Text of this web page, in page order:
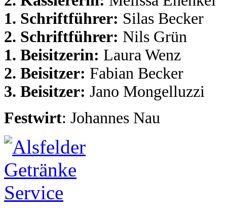
1. Schriftführer: Silas Becker
2. Schriftführer: Nils Grün
1. Beisitzerin: Laura Wenz
2. Beisitzer: Fabian Becker
3. Beisitzer: Jano Mongelluzzi
Festwirt: Johannes Nau